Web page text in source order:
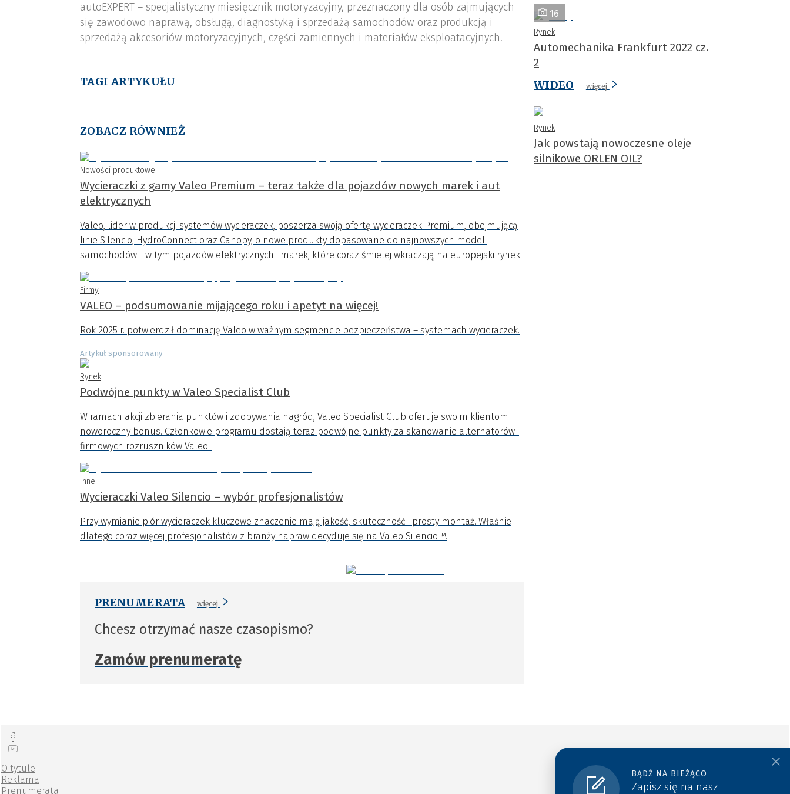
autoEXPERT – specjalistyczny miesięcznik motoryzacyjny, przeznaczony dla osób zajmujących
się zawodowo naprawą, obsługą, diagnostyką i sprzedażą samochodów oraz produkcją i
sprzedażą akcesoriów motoryzacyjnych, części zamiennych i materiałów eksploatacyjnych.
TAGI ARTYKUŁU
ZOBACZ RÓWNIEŻ
Nowości produktowe
Wycieraczki z gamy Valeo Premium – teraz także dla pojazdów nowych marek i aut
elektrycznych
Valeo, lider w produkcji systemów wycieraczek, poszerza swoją ofertę wycieraczek Premium, obejmującą
linie Silencio, HydroConnect oraz Canopy, o nowe produkty dopasowane do najnowszych modeli
samochodów - w tym pojazdów elektrycznych i marek, które coraz śmielej wkraczają na europejski rynek.
Firmy
VALEO – podsumowanie mijającego roku i apetyt na więcej!
Rok 2025 r. potwierdził dominację Valeo w ważnym segmencie bezpieczeństwa – systemach wycieraczek.
Artykuł sponsorowany
Rynek
Podwójne punkty w Valeo Specialist Club
W ramach akcji zbierania punktów i zdobywania nagród, Valeo Specialist Club oferuje swoim klientom
noworoczny bonus. Członkowie programu dostają teraz podwójne punkty za skanowanie alternatorów i
firmowych rozruszników Valeo.
Inne
Wycieraczki Valeo Silencio – wybór profesjonalistów
Przy wymianie piór wycieraczek kluczowe znaczenie mają jakość, skuteczność i prosty montaż. Właśnie
dlatego coraz więcej profesjonalistów z branży napraw decyduje się na Valeo Silencio™.
PRENUMERATA więcej
Chcesz otrzymać nasze czasopismo?
Zamów prenumeratę
16
Rynek
Automechanika Frankfurt 2022 cz.
2
WIDEO
więcej
Rynek
Jak powstają nowoczesne oleje
silnikowe ORLEN OIL?
BĄDŹ NA BIEŻĄCO
Zapisz się na nasz
O tytule
Reklama
Prenumerata